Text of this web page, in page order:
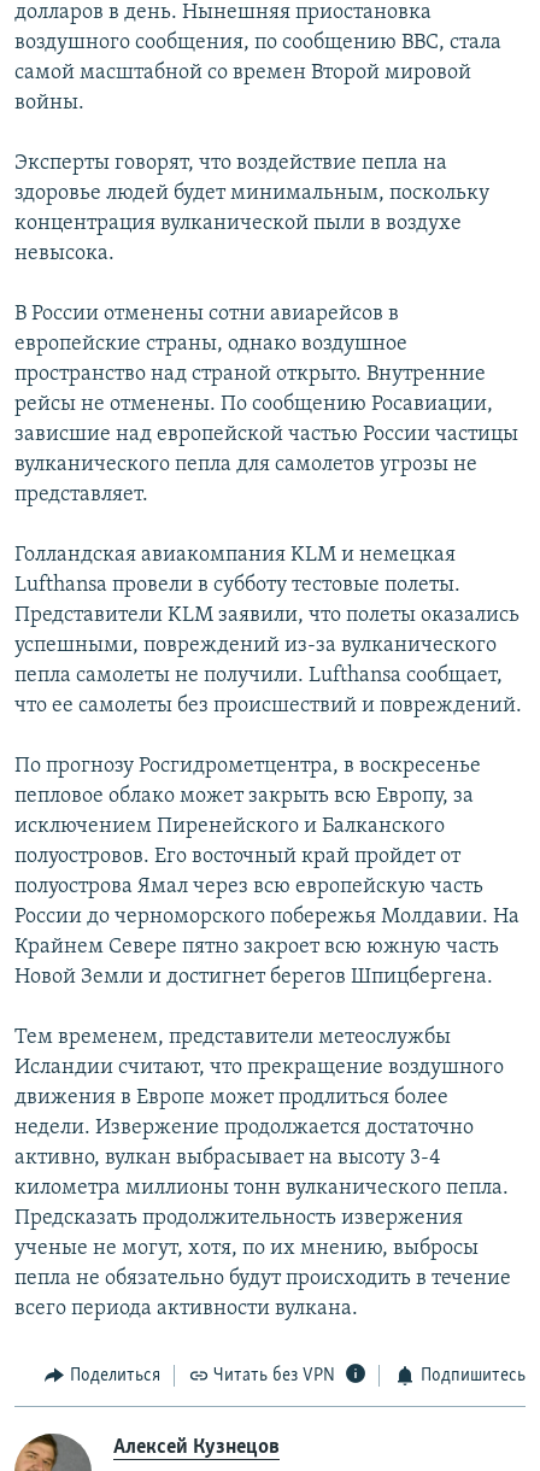
долларов в день. Нынешняя приостановка
воздушного сообщения, по сообщению ВВС, стала
самой масштабной со времен Второй мировой
войны.
Эксперты говорят, что воздействие пепла на
здоровье людей будет минимальным, поскольку
концентрация вулканической пыли в воздухе
невысока.
В России отменены сотни авиарейсов в
европейские страны, однако воздушное
пространство над страной открыто. Внутренние
рейсы не отменены. По сообщению Росавиации,
зависшие над европейской частью России частицы
вулканического пепла для самолетов угрозы не
представляет.
Голландская авиакомпания KLM и немецкая
Lufthansa провели в субботу тестовые полеты.
Представители KLM заявили, что полеты оказались
успешными, повреждений из-за вулканического
пепла самолеты не получили. Lufthansa сообщает,
что ее самолеты без происшествий и повреждений.
По прогнозу Росгидрометцентра, в воскресенье
пепловое облако может закрыть всю Европу, за
исключением Пиренейского и Балканского
полуостровов. Его восточный край пройдет от
полуострова Ямал через всю европейскую часть
России до черноморского побережья Молдавии. На
Крайнем Севере пятно закроет всю южную часть
Новой Земли и достигнет берегов Шпицбергена.
Тем временем, представители метеослужбы
Исландии считают, что прекращение воздушного
движения в Европе может продлиться более
недели. Извержение продолжается достаточно
активно, вулкан выбрасывает на высоту 3-4
километра миллионы тонн вулканического пепла.
Предсказать продолжительность извержения
ученые не могут, хотя, по их мнению, выбросы
пепла не обязательно будут происходить в течение
всего периода активности вулкана.
Поделиться Читать без VPN Подпишитесь
Алексей Кузнецов